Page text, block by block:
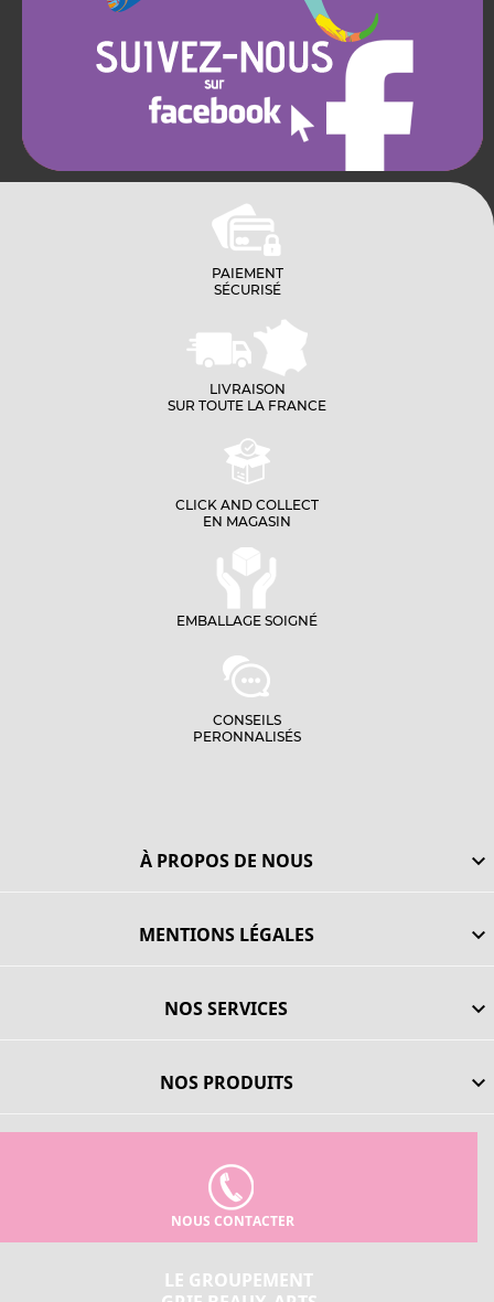
PAIEMENT
SÉCURISÉ
LIVRAISON
SUR TOUTE LA FRANCE
CLICK AND COLLECT
EN MAGASIN
EMBALLAGE SOIGNÉ
CONSEILS
PERONNALISÉS
À PROPOS DE NOUS 
MENTIONS LÉGALES 
NOS SERVICES 
NOS PRODUITS 
NOUS CONTACTER
LE GROUPEMENT